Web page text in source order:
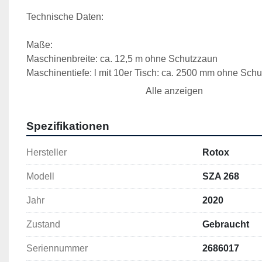
Technische Daten:
Maße:
Maschinenbreite: ca. 12,5 m ohne Schutzzaun
Maschinentiefe: l mit 10er Tisch: ca. 2500 mm ohne
l mit 20er Tisch: ca. 3500 mm ohne Schutzzaun
Armierungsstäbe und Entnahmetisch mit Pusher
Schnittlänge min / max: 250 / 3500 mm
Verwendbare Werkzeuge: Alle Sägeblätter müssen der
Sägemotoren zugelassen sein.
Sägeblatt: Ø 450 x 4,0 x 50 mm, Z300
Bearbeitbares Material: Armierungsstäbe aus Stahl oder
Alle anzeigen
Spezifikationen
Hersteller Rotox
Modell SZA 268
Jahr 2020
Zustand Gebraucht
Seriennummer 2686017